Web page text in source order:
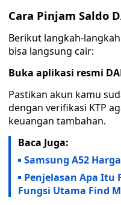
Cara Pinjam Saldo
Berikut langkah-
bisa langsung cair:
Buka aplikasi resmi
Pastikan akun kamu
dengan verifikasi KTP
keuangan tambahan.
Baca Juga:
Samsung A52
Penjelasan Apa Itu
Fungsi Utama Find